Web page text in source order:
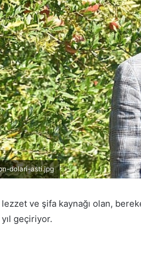
dolari-asti.jpg
lezzet ve şifa kaynağı olan,
geçiriyor.